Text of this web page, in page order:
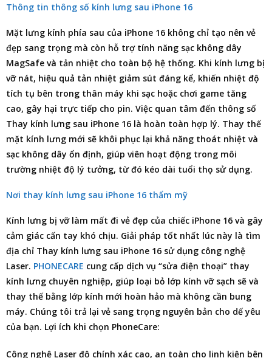
Thông tin thông số kính lưng sau iPhone 16
Mặt lưng kính phía sau của iPhone 16 không chỉ tạo nên vẻ
đẹp sang trọng mà còn hỗ trợ tính năng sạc không dây
MagSafe và tản nhiệt cho toàn bộ hệ thống. Khi kính lưng bị
vỡ nát, hiệu quả tản nhiệt giảm sút đáng kể, khiến nhiệt độ
tích tụ bên trong thân máy khi sạc hoặc chơi game tăng
cao, gây hại trực tiếp cho pin. Việc quan tâm đến thông số
Thay kính lưng sau iPhone 16 là hoàn toàn hợp lý. Thay thế
mặt kính lưng mới sẽ khôi phục lại khả năng thoát nhiệt và
sạc không dây ổn định, giúp viên hoạt động trong môi
trường nhiệt độ lý tưởng, từ đó kéo dài tuổi thọ sử dụng.
Nơi thay kính lưng sau iPhone 16 thẩm mỹ
Kính lưng bị vỡ làm mất đi vẻ đẹp của chiếc iPhone 16 và gây
cảm giác cấn tay khó chịu. Giải pháp tốt nhất lúc này là tìm
địa chỉ Thay kính lưng sau iPhone 16 sử dụng công nghệ
Laser. PHONECARE cung cấp dịch vụ “sửa điện thoại” thay
kính lưng chuyên nghiệp, giúp loại bỏ lớp kính vỡ sạch sẽ và
thay thế bằng lớp kính mới hoàn hảo mà không cần bung
máy. Chúng tôi trả lại vẻ sang trọng nguyên bản cho dế yêu
của bạn. Lợi ích khi chọn PhoneCare:
Công nghệ Laser độ chính xác cao, an toàn cho linh kiện bên